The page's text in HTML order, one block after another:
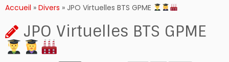
auAccueil » Divers » JPO Virtuelles BTS GPME
JPO Virtuelles BTS GPME